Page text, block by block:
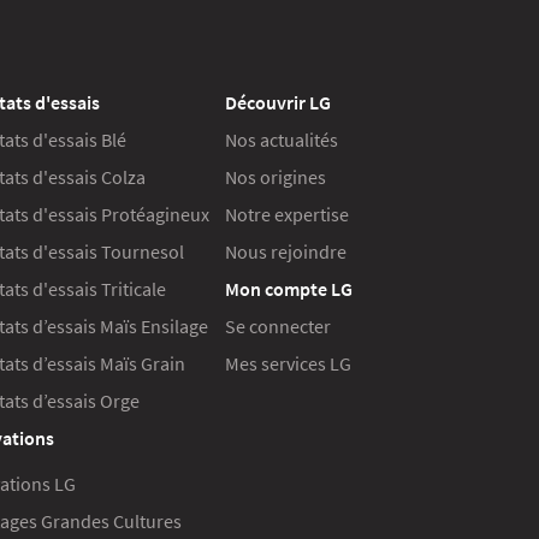
d'essais
d'essais Blé
d'essais Colza
d'essais Protéagineux
d'essais Tournesol
d'essais Triticale
d’essais Maïs Ensilage
d’essais Maïs Grain
d’essais Orge
LG
Grandes Cultures
Découvrir LG
Nos actualités
Nos origines
Notre expertise
Nous rejoindre
Mon compte LG
Se connecter
Mes services LG